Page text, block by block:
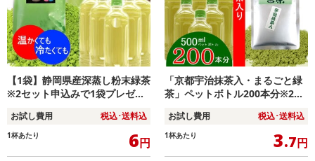
【1袋】静岡県産深蒸し粉末緑茶
※2セット申込みで1袋プレゼン
分！
お試し費用 税込･送料込
1杯あたり 6円
「京都宇治抹茶入・まるごと緑
茶」ペットボトル200本分※2セ
お試し費用 税込･送料込
1杯あたり 3.7円